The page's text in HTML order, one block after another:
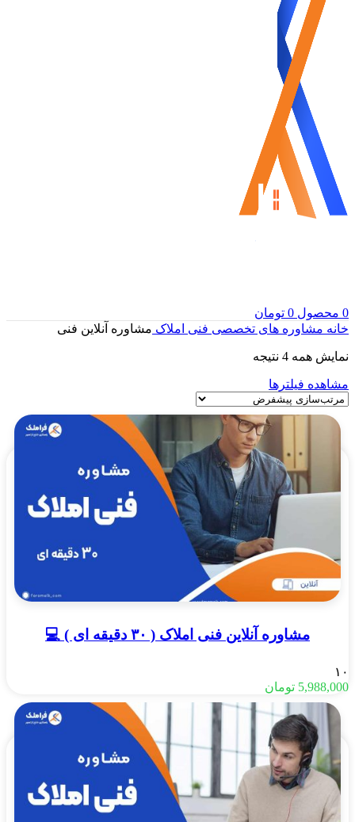
0 محصول 0 تومان
خانه مشاوره های تخصصی فنی املاک مشاوره آنلاین فنی
نمایش همه 4 نتیجه
مشاهده فیلترها
مشاوره آنلاین فنی املاک ( ۳۰ دقیقه ای ) 💻
۱۰
5,988,000 تومان